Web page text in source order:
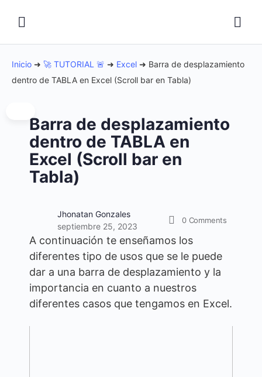
Inicio ➜ 🚀 TUTORIAL 🚨 ➜ Excel ➜ Barra de desplazamiento
dentro de TABLA en Excel (Scroll bar en Tabla)
Barra de desplazamiento
dentro de TABLA en
Excel (Scroll bar en
Tabla)
Jhonatan Gonzales
septiembre 25, 2023
0 Comments
A continuación te enseñamos los
diferentes tipo de usos que se le puede
dar a una barra de desplazamiento y la
importancia en cuanto a nuestros
diferentes casos que tengamos en Excel.